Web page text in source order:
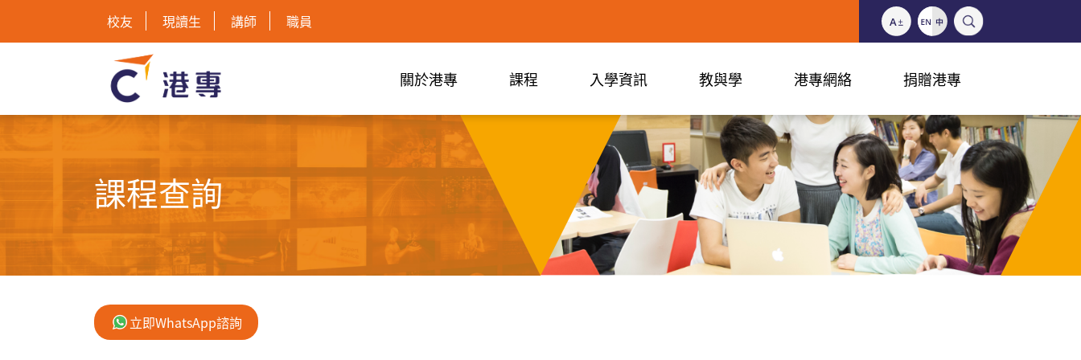
校友 現讀生 講師 職員
關於港專 課程 入學資訊 教與學 港專網絡 捐贈港專
課程查詢
立即WhatsApp諮詢